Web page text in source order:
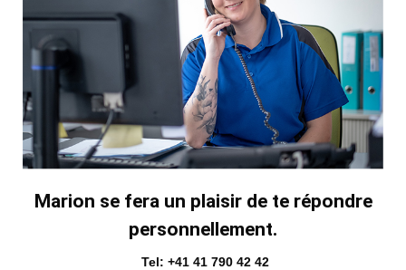
Marion se fera un plaisir de te répondre
personnellement.
Tel: +41 41 790 42 42